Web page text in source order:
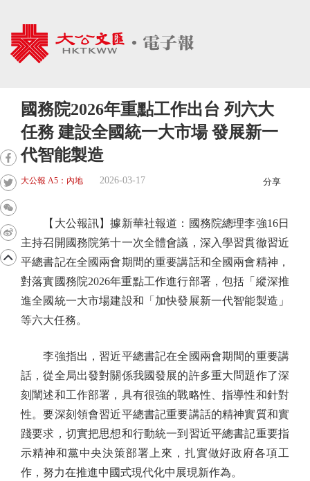
國務院2026年重點工作出台 列六大
任務 建設全國統一大市場 發展新一
代智能製造
大公報 A5：內地 2026-03-17 分享
【大公報訊】據新華社報道：國務院總理李強16日
主持召開國務院第十一次全體會議，深入學習貫徹習近
平總書記在全國兩會期間的重要講話和全國兩會精神，
對落實國務院2026年重點工作進行部署，包括「縱深推
進全國統一大市場建設和「加快發展新一代智能製造」
等六大任務。
李強指出，習近平總書記在全國兩會期間的重要講
話，從全局出發對關係我國發展的許多重大問題作了深
刻闡述和工作部署，具有很強的戰略性、指導性和針對
性。要深刻領會習近平總書記重要講話的精神實質和實
踐要求，切實把思想和行動統一到習近平總書記重要指
示精神和黨中央決策部署上來，扎實做好政府各項工
作，努力在推進中國式現代化中展現新作為。